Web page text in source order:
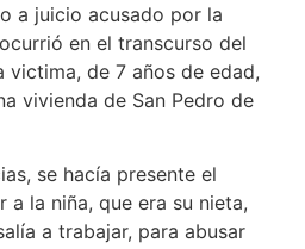
a juicio acusado por la
en el transcurso del
victima, de 7 años de edad,
vivienda de San Pedro de
se hacía presente el
a la niña, que era su nieta,
a trabajar, para abusar